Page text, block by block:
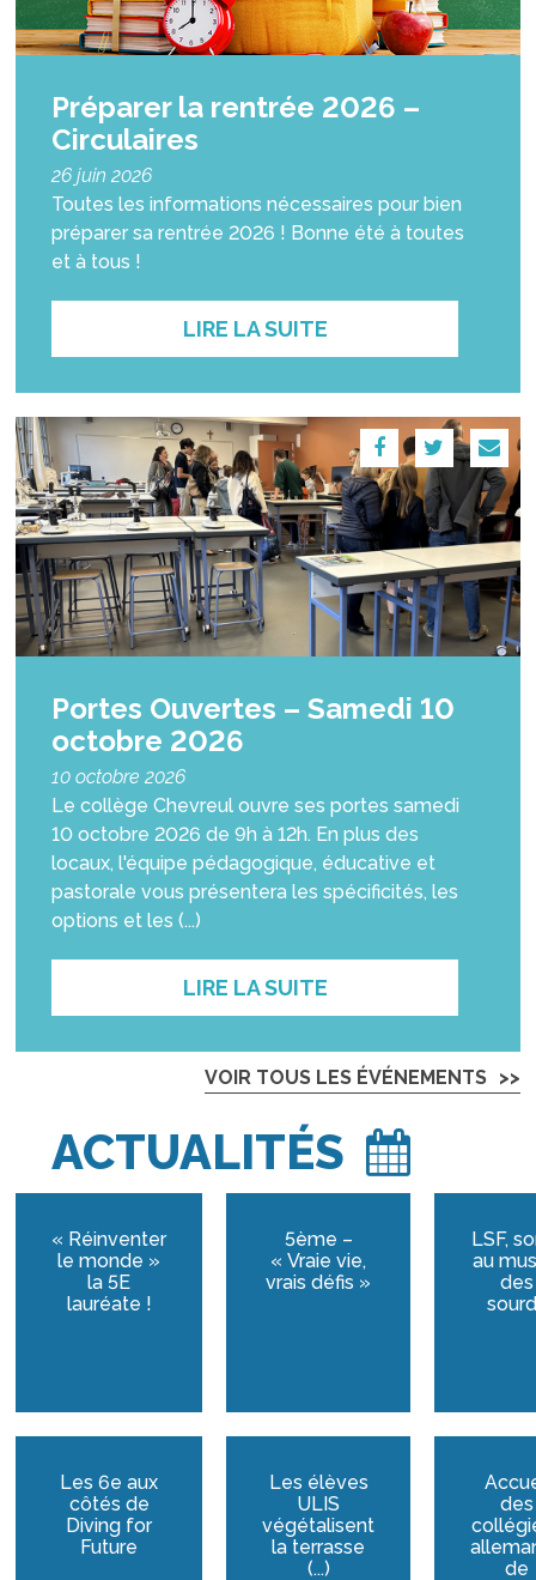
Préparer la rentrée 2026 –
Circulaires
26 juin 2026
Toutes les informations nécessaires pour bien
préparer sa rentrée 2026 ! Bonne été à toutes
et à tous !
LIRE LA SUITE
Portes Ouvertes – Samedi 10
octobre 2026
10 octobre 2026
Le collège Chevreul ouvre ses portes samedi
10 octobre 2026 de 9h à 12h. En plus des
locaux, l'équipe pédagogique, éducative et
pastorale vous présentera les spécificités, les
options et les (...)
LIRE LA SUITE
VOIR TOUS LES ÉVÉNEMENTS
ACTUALITÉS
« Réinventer
le monde »
la 5E
lauréate !
5ème –
« Vraie vie,
vrais défis »
LSF,
au
des
Les 6e aux
côtés de
Diving for
Future
Les élèves
ULIS
végétalisent
la terrasse
(...)
des
de